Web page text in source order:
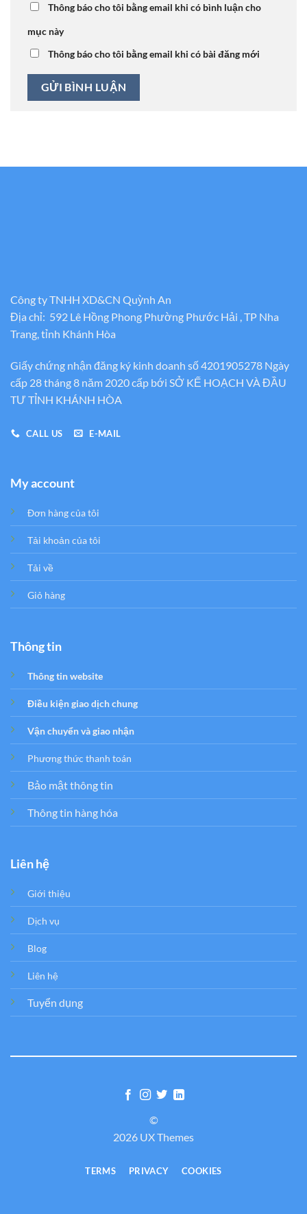
Thông báo cho tôi bằng email khi có bình luận cho
mục này
Thông báo cho tôi bằng email khi có bài đăng mới
Công ty TNHH XD&CN Quỳnh An
Địa chỉ: 592 Lê Hồng Phong Phường Phước Hải , TP Nha
Trang, tỉnh Khánh Hòa
Giấy chứng nhận đăng ký kinh doanh số 4201905278 Ngày
cấp 28 tháng 8 năm 2020 cấp bới SỞ KẾ HOẠCH VÀ ĐẦU
TƯ TỈNH KHÁNH HÒA
CALL US E-MAIL
My account
Đơn hàng của tôi
Tải khoản của tôi
Tải về
Giỏ hàng
Thông tin
Thông tin website
Điều kiện giao dịch chung
Vận chuyển và giao nhận
Phương thức thanh toán
Bảo mật thông tin
Thông tin hàng hóa
Liên hệ
Giới thiệu
Dịch vụ
Blog
Liên hệ
Tuyển dụng
©
2026 UX Themes
TERMS PRIVACY COOKIES